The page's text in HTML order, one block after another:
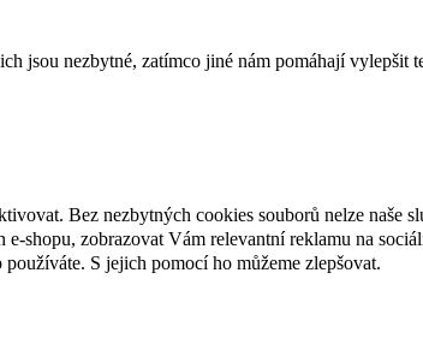
jsou nezbytné, zatímco jiné nám pomáhají vylepšit
Bez nezbytných cookies souborů nelze naše
shopu, zobrazovat Vám relevantní reklamu na
S jejich pomocí ho můžeme zlepšovat.